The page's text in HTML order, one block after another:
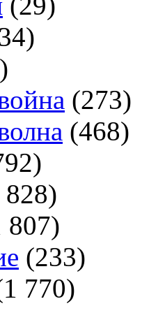
(273)
(468)
828)
807)
(233)
770)